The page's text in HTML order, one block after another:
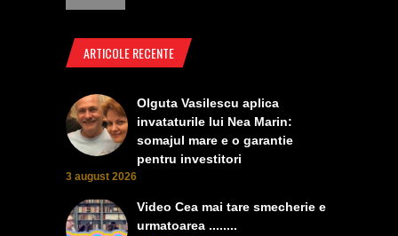
ARTICOLE RECENTE
Olguta Vasilescu aplica
invataturile lui Nea Marin:
somajul mare e o garantie
pentru investitori
3 august 2026
Video Cea mai tare smecherie e
urmatoarea ........